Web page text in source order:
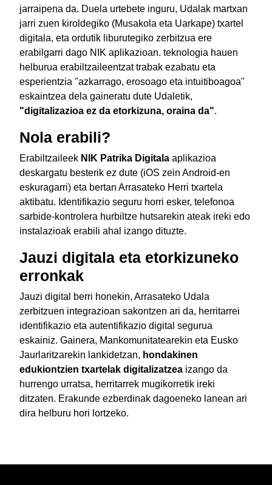
jarraipena da. Duela urtebete inguru, Udalak martxan
jarri zuen kiroldegiko (Musakola eta Uarkape) txartel
digitala, eta ordutik liburutegiko zerbitzua ere
erabilgarri dago NIK aplikazioan. teknologia hauen
helburua erabiltzaileentzat trabak ezabatu eta
esperientzia "azkarrago, erosoago eta intuitiboagoa"
eskaintzea dela gaineratu dute Udaletik,
"digitalizazioa ez da etorkizuna, oraina da".
Nola erabili?
Erabiltzaileek NIK Patrika Digitala aplikazioa
deskargatu besterik ez dute (iOS zein Android-en
eskuragarri) eta bertan Arrasateko Herri txartela
aktibatu. Identifikazio seguru horri esker, telefonoa
sarbide-kontrolera hurbiltze hutsarekin ateak ireki edo
instalazioak erabili ahal izango dituzte.
Jauzi digitala eta etorkizuneko
erronkak
Jauzi digital berri honekin, Arrasateko Udala
zerbitzuen integrazioan sakontzen ari da, herritarrei
identifikazio eta autentifikazio digital segurua
eskainiz. Gainera, Mankomunitatearekin eta Eusko
Jaurlaritzarekin lankidetzan, hondakinen
edukiontzien txartelak digitalizatzea izango da
hurrengo urratsa, herritarrek mugikorretik ireki
ditzaten. Erakunde ezberdinak dagoeneko lanean ari
dira helburu hori lortzeko.